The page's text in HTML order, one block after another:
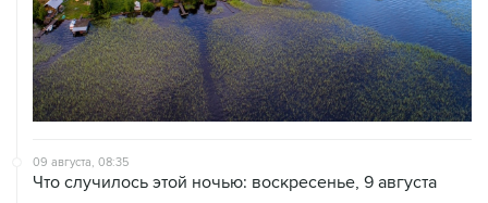
09 августа, 08:35
Что случилось этой ночью: воскресенье, 9 августа